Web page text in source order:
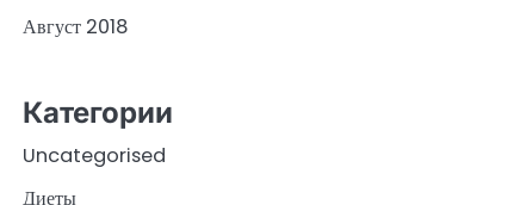
Август 2018
Категории
Uncategorised
Диеты